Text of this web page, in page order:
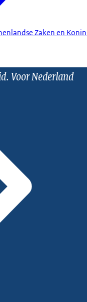
Zaken en
Voor Nederland